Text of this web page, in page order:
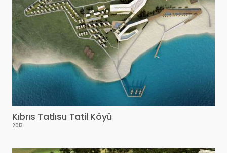
Kıbrıs Tatlısu Tatil Köyü
2013